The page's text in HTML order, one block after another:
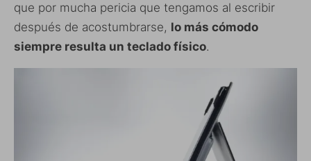
que por mucha pericia que tengamos al escribir
después de acostumbrarse, lo más cómodo
siempre resulta un teclado físico.